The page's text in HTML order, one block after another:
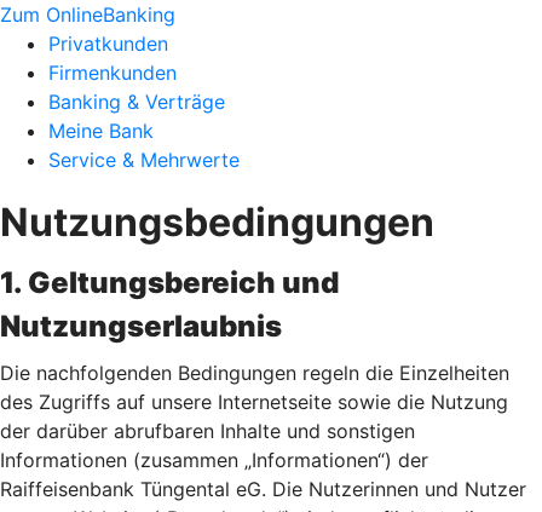
Zum OnlineBanking
Privatkunden
Firmenkunden
Banking & Verträge
Meine Bank
Service & Mehrwerte
Nutzungsbedingungen
1. Geltungsbereich und
Nutzungserlaubnis
Die nachfolgenden Bedingungen regeln die Einzelheiten
des Zugriffs auf unsere Internetseite sowie die Nutzung
der darüber abrufbaren Inhalte und sonstigen
Informationen (zusammen „Informationen“) der
Raiffeisenbank Tüngental eG. Die Nutzerinnen und Nutzer